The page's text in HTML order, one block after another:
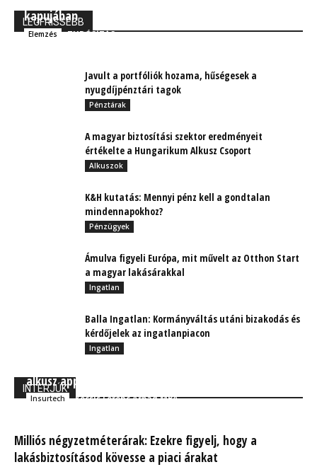
LEGFRISSEBB
kapujában
Elemzés TUDÓSÍTÁS
Javult a portfóliók hozama, hűségesek a
nyugdíjpénztári tagok
Pénztárak
A magyar biztosítási szektor eredményeit
értékelte a Hungarikum Alkusz Csoport
Alkuszok
K&H kutatás: Mennyi pénz kell a gondtalan
mindennapokhoz?
Pénzügyek
Ámulva figyeli Európa, mit művelt az Otthon Start
a magyar lakásárakkal
Ingatlan
Balla Ingatlan: Kormányváltás utáni bizakodás és
kérdőjelek az ingatlanpiacon
Ingatlan
INTERJÚK
alkusz applikáció
Insurtech Kocsis Ferenc Árpád MBA
Milliós négyzetméterárak: Ezekre figyelj, hogy a
lakásbiztosításod kövesse a piaci árakat